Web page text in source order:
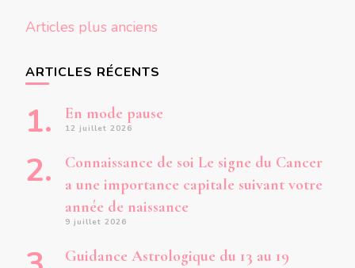
Navigation
articles
Articles plus anciens
ARTICLES RÉCENTS
En mode pause
12 juillet 2026
Connaissance de soi Le signe du Cancer
a une importance capitale suivant votre
année de naissance
9 juillet 2026
Guidance Astrologique du 13 au 19